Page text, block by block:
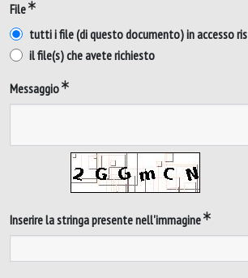
File
tutti i file (di questo documento) in accesso
il file(s) che avete richiesto
Messaggio
Inserire la stringa presente nell'immagine